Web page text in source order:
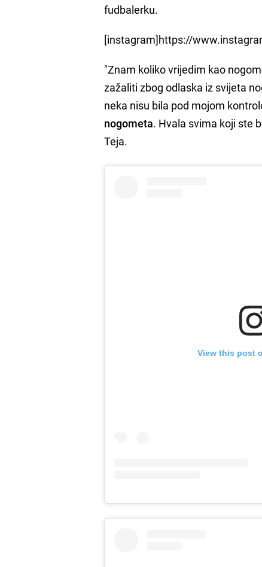
fudbalerku.
[instagram]https://
"Znam koliko vrijedim kao
zažaliti zbog odlaska iz svijeta
neka nisu bila pod mojom
nogometa. Hvala svima koji ste
Teja.
View this post